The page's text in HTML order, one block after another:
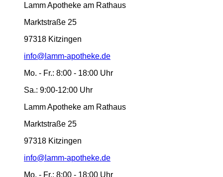
Lamm Apotheke am Rathaus
Marktstraße 25
97318 Kitzingen
info@lamm-apotheke.de
Mo. - Fr.: 8:00 - 18:00 Uhr
Sa.: 9:00-12:00 Uhr
Lamm Apotheke am Rathaus
Marktstraße 25
97318 Kitzingen
info@lamm-apotheke.de
Mo. - Fr.: 8:00 - 18:00 Uhr